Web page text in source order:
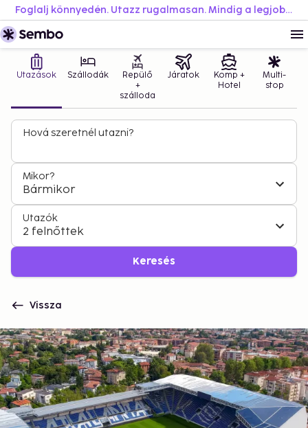
Foglalj könnyedén. Utazz rugalmasan. Mindig a legjobb áron.
Utazások Szállodák
Repülő
+
szálloda
Járatok
Komp +
Hotel
Multi-
stop
Hová szeretnél utazni?
Mikor?
Bármikor
Utazók
2 felnőttek
Keresés
Vissza